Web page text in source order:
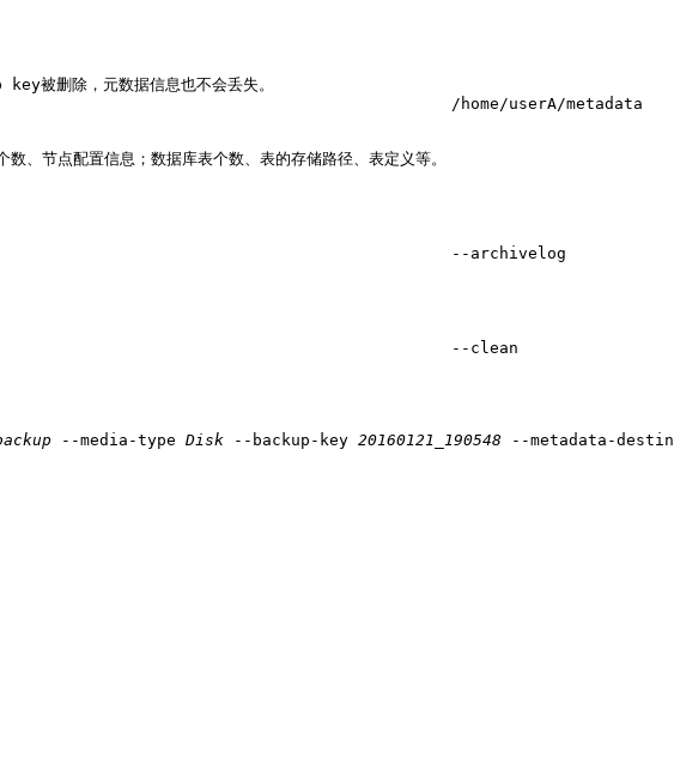
删除，元数据信息也不会丢失。
、节点配置信息；数据库表个数、表的存储路径、表定义等。
/home/userA/metadata
--archivelog
--clean
--media-type Disk --backup-key 20160121_190548
--metadata-